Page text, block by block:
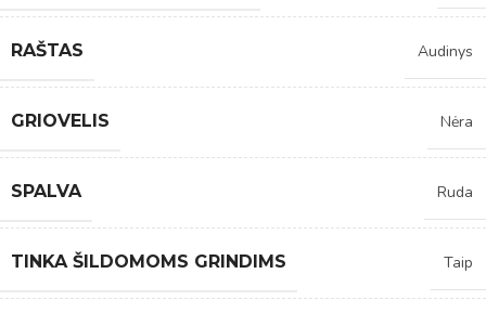
RAŠTAS Audinys
GRIOVELIS Nėra
SPALVA Ruda
TINKA ŠILDOMOMS GRINDIMS Taip